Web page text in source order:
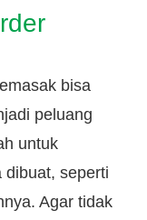
bisa
peluang
untuk
dibuat, seperti
Agar tidak